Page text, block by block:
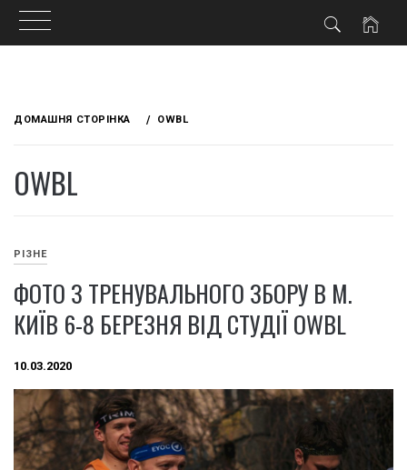
ДОМАШНЯ СТОРІНКА OWBL
OWBL
РІЗНЕ
ФОТО З ТРЕНУВАЛЬНОГО ЗБОРУ В М.
КИЇВ 6-8 БЕРЕЗНЯ ВІД СТУДІЇ OWBL
10.03.2020